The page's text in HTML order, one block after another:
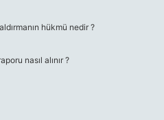
hükmü nedir ?
nasıl alınır ?